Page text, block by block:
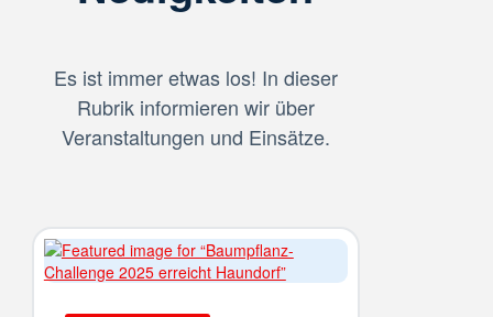
Es ist immer etwas los! In dieser
Rubrik informieren wir über
Veranstaltungen und Einsätze.